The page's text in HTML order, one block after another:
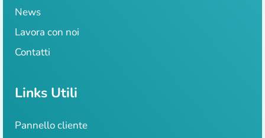
News
Lavora con noi
Contatti
Links Utili
Pannello cliente